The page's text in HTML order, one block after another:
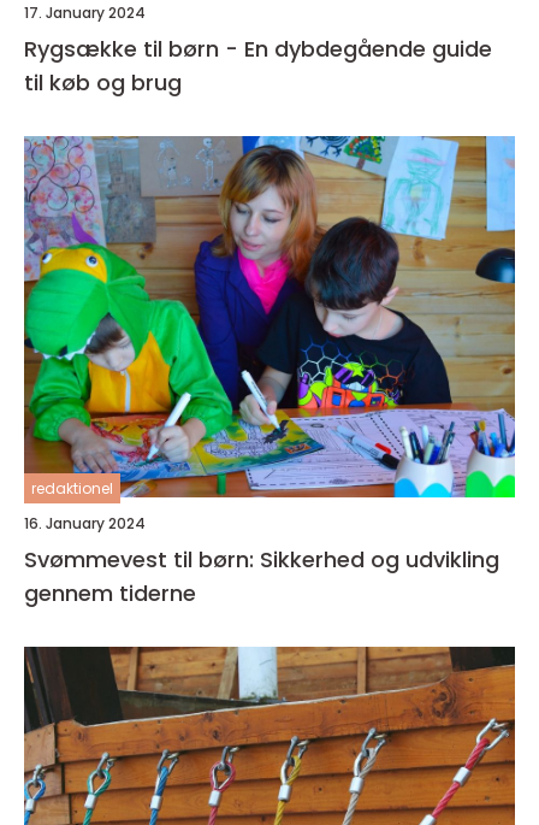
17. January 2024
Rygsække til børn - En dybdegående guide
til køb og brug
redaktionel
16. January 2024
Svømmevest til børn: Sikkerhed og udvikling
gennem tiderne